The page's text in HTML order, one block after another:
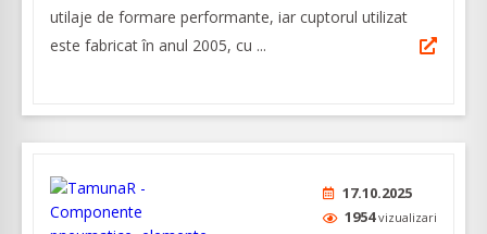
utilaje de formare performante, iar cuptorul utilizat
este fabricat în anul 2005, cu ...
17.10.2025
1954vizualizari